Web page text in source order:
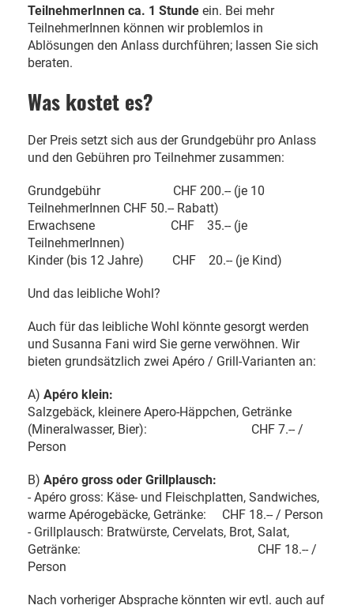
TeilnehmerInnen ca. 1 Stunde ein. Bei mehr
TeilnehmerInnen können wir problemlos in
Ablösungen den Anlass durchführen; lassen Sie sich
beraten.
Was kostet es?
Der Preis setzt sich aus der Grundgebühr pro Anlass
und den Gebühren pro Teilnehmer zusammen:
Grundgebühr CHF 200.-- (je 10
TeilnehmerInnen CHF 50.-- Rabatt)
Erwachsene CHF 35.-- (je
TeilnehmerInnen)
Kinder (bis 12 Jahre) CHF 20.-- (je Kind)
Und das leibliche Wohl?
Auch für das leibliche Wohl könnte gesorgt werden
und Susanna Fani wird Sie gerne verwöhnen. Wir
bieten grundsätzlich zwei Apéro / Grill-Varianten an:
A) Apéro klein:
Salzgebäck, kleinere Apero-Häppchen, Getränke
(Mineralwasser, Bier): CHF 7.-- /
Person
B) Apéro gross oder Grillplausch:
- Apéro gross: Käse- und Fleischplatten, Sandwiches,
warme Apérogebäcke, Getränke: CHF 18.-- / Person
- Grillplausch: Bratwürste, Cervelats, Brot, Salat,
Getränke: CHF 18.-- /
Person
Nach vorheriger Absprache könnten wir evtl. auch auf